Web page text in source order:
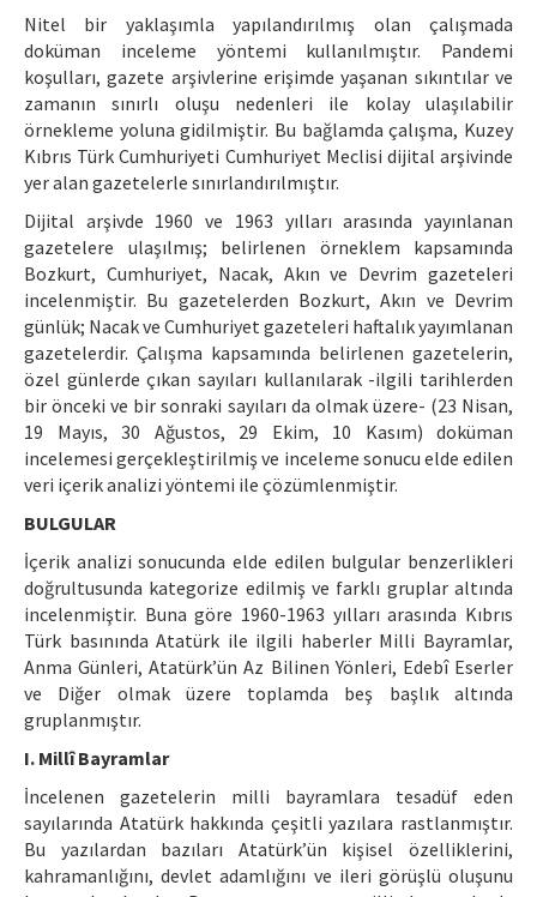
Nitel bir yaklaşımla yapılandırılmış olan çalışmada
doküman inceleme yöntemi kullanılmıştır. Pandemi
koşulları, gazete arşivlerine erişimde yaşanan sıkıntılar ve
zamanın sınırlı oluşu nedenleri ile kolay ulaşılabilir
örnekleme yoluna gidilmiştir. Bu bağlamda çalışma, Kuzey
Kıbrıs Türk Cumhuriyeti Cumhuriyet Meclisi dijital arşivinde
yer alan gazetelerle sınırlandırılmıştır.
Dijital arşivde 1960 ve 1963 yılları arasında yayınlanan
gazetelere ulaşılmış; belirlenen örneklem kapsamında
Bozkurt, Cumhuriyet, Nacak, Akın ve Devrim gazeteleri
incelenmiştir. Bu gazetelerden Bozkurt, Akın ve Devrim
günlük; Nacak ve Cumhuriyet gazeteleri haftalık yayımlanan
gazetelerdir. Çalışma kapsamında belirlenen gazetelerin,
özel günlerde çıkan sayıları kullanılarak -ilgili tarihlerden
bir önceki ve bir sonraki sayıları da olmak üzere- (23 Nisan,
19 Mayıs, 30 Ağustos, 29 Ekim, 10 Kasım) doküman
incelemesi gerçekleştirilmiş ve inceleme sonucu elde edilen
veri içerik analizi yöntemi ile çözümlenmiştir.
BULGULAR
İçerik analizi sonucunda elde edilen bulgular benzerlikleri
doğrultusunda kategorize edilmiş ve farklı gruplar altında
incelenmiştir. Buna göre 1960-1963 yılları arasında Kıbrıs
Türk basınında Atatürk ile ilgili haberler Milli Bayramlar,
Anma Günleri, Atatürk’ün Az Bilinen Yönleri, Edebî Eserler
ve Diğer olmak üzere toplamda beş başlık altında
gruplanmıştır.
I. Millî Bayramlar
İncelenen gazetelerin milli bayramlara tesadüf eden
sayılarında Atatürk hakkında çeşitli yazılara rastlanmıştır.
Bu yazılardan bazıları Atatürk’ün kişisel özelliklerini,
kahramanlığını, devlet adamlığını ve ileri görüşlü oluşunu